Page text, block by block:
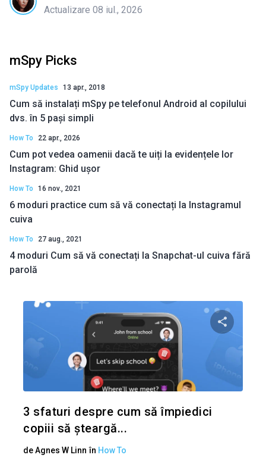
Actualizare 08 iul., 2026
mSpy Picks
mSpy Updates 13 apr., 2018
Cum să instalați mSpy pe telefonul Android al copilului
dvs. în 5 pași simpli
How To 22 apr., 2026
Cum pot vedea oamenii dacă te uiți la evidențele lor
Instagram: Ghid ușor
How To 16 nov., 2021
6 moduri practice cum să vă conectați la Instagramul
cuiva
How To 27 aug., 2021
4 moduri Cum să vă conectați la Snapchat-ul cuiva fără
parolă
3 sfaturi despre cum să împiedici
copiii să șteargă...
deAgnes W Linn în How To